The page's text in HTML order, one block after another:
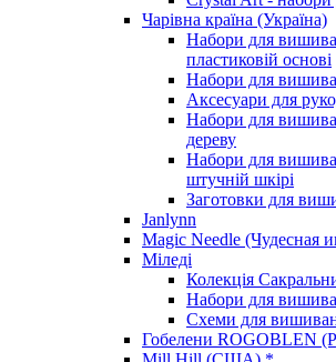
Чарівна країна (Україна)
Набори для
пластиковій основі
Набори для
Аксесуари для
Набори для
дереву
Набори для
штучній шкірі
Заготовки для
Janlynn
Magic Needle
Міледі
Колекція
Набори для
Схеми для
Гобелени ROGOBLEN